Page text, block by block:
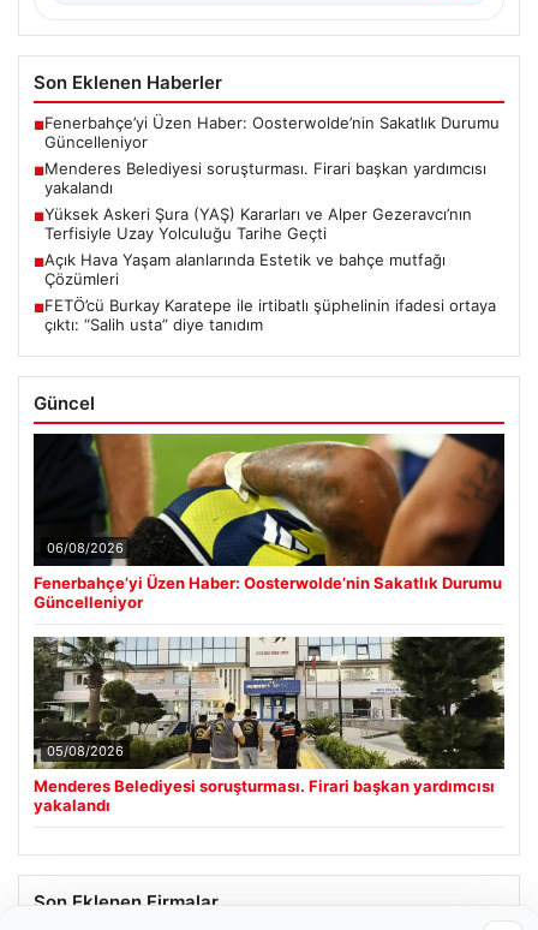
Son Eklenen Haberler
■Fenerbahçe’yi Üzen Haber: Oosterwolde’nin Sakatlık Durumu
Güncelleniyor
■Menderes Belediyesi soruşturması. Firari başkan yardımcısı
yakalandı
■Yüksek Askeri Şura (YAŞ) Kararları ve Alper Gezeravcı’nın
Terfisiyle Uzay Yolculuğu Tarihe Geçti
■Açık Hava Yaşam alanlarında Estetik ve bahçe mutfağı
Çözümleri
■FETÖ’cü Burkay Karatepe ile irtibatlı şüphelinin ifadesi ortaya
çıktı: “Salih usta” diye tanıdım
Güncel
06/08/2026
Fenerbahçe’yi Üzen Haber: Oosterwolde’nin Sakatlık Durumu
Güncelleniyor
05/08/2026
Menderes Belediyesi soruşturması. Firari başkan yardımcısı
yakalandı
Son Eklenen Firmalar